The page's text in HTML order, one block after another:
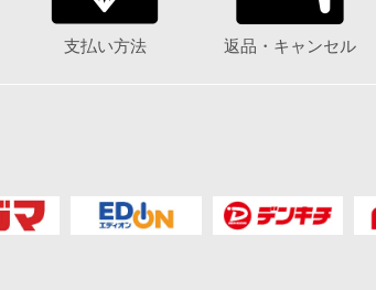
支払い方法 返品・キャンセル